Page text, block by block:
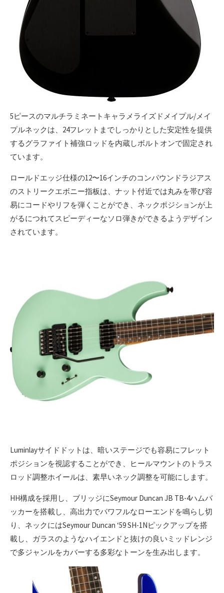
5ピースのマルチラミネートキャラメライズドメイプル/メイ
プルネックは、24フレットまでしっかりとした安定性を提供
するグラファイト補強ロッドを内蔵しボルトオンで固定され
ています。
ロールドエッジ仕様の12〜16インチのコンパウンドラジアス
のストリークエボニー指板は、ナット付近では丸みを帯び容
易にコードやリフを弾くことができ、ネックポジションが上
がるにつれてスピーディーなソロ弾きができるようデザイン
されています。
Luminlayサイドドットは、暗いステージでも容易にフレット
ポジションを視認することができ、ヒールマウントのトラス
ロッド調整ホイールは、素早いネック調整を可能にします。
HH構成を採用し、ブリッジにSeymour Duncan JB TB-4ハムバ
ッカーを搭載し、高出力でパワフルなローエンドを鳴らし切
り、ネックにはSeymour Duncan ‘59 SH-1Nピックアップを搭
載し、ガラスのようなハイエンドと抜けの良いミッドレンジ
で多ジャンルをカバーする多彩なトーンを生み出します。